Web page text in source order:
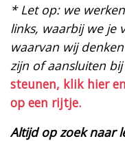
* Let op: we
links, waarbij we je
waarvan wij
zijn of aansluiten
steunen, klik hier
op een rijtje.
Altijd op zoek naar